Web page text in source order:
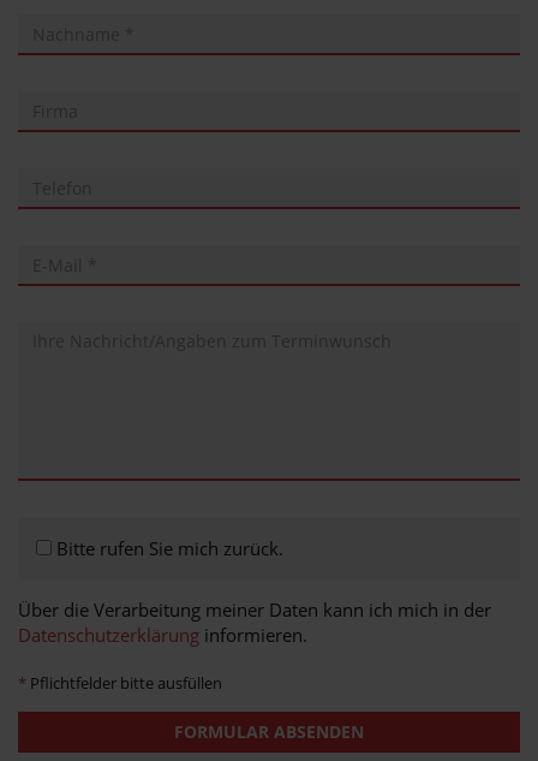
Bitte rufen Sie mich zurück.
Über die Verarbeitung meiner Daten kann ich mich in der
Datenschutzerklärung informieren.
* Pflichtfelder bitte ausfüllen
FORMULAR ABSENDEN